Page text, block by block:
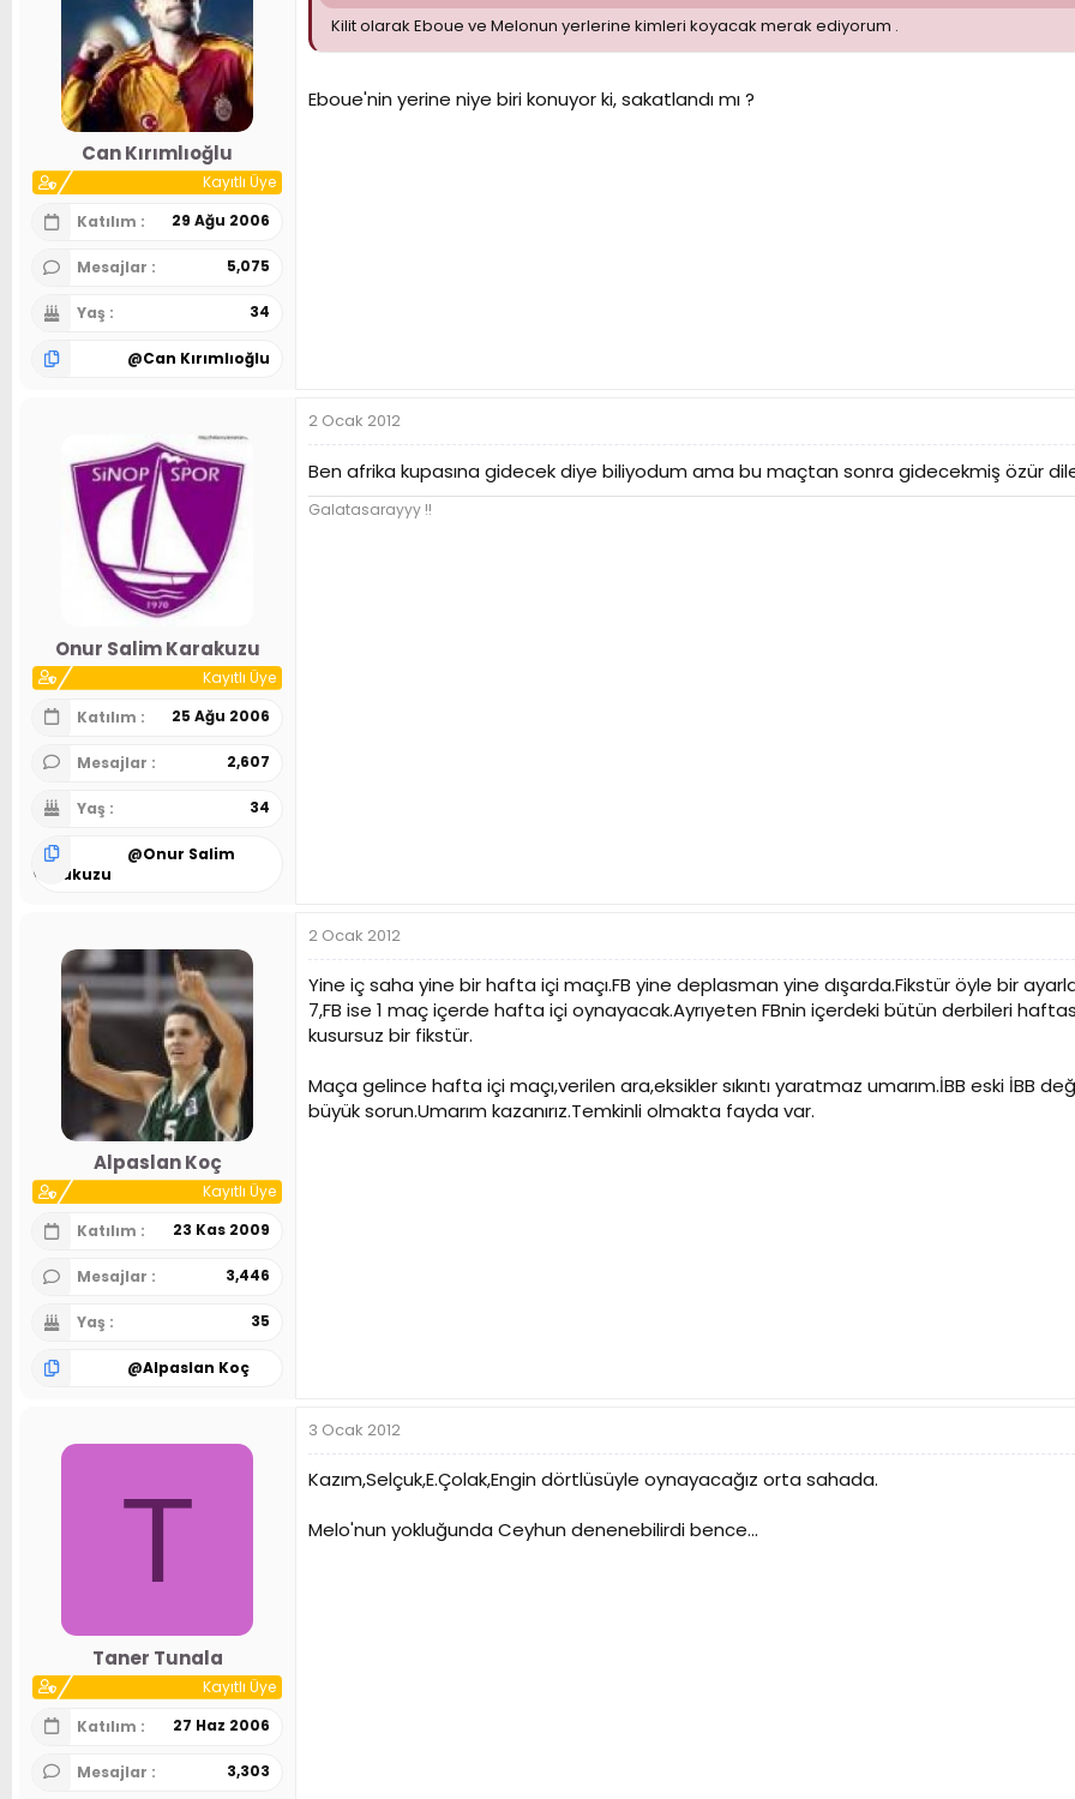
Can Kırımlıoğlu
Kayıtlı Üye
Katılım
29 Ağu 2006
Mesajlar 5,075
Yaş 34
@Can Kırımlıoğlu
Kilit olarak Eboue ve Melonun yerlerine kimleri koyacak merak ediyorum .
Eboue'nin yerine niye biri konuyor ki, sakatlandı mı ?
Onur Salim Karakuzu
Kayıtlı Üye
Katılım
25 Ağu 2006
Mesajlar 2,607
Yaş 34
@Onur Salim
Karakuzu
2 Ocak 2012
Ben afrika kupasına gidecek diye biliyodum ama bu maçtan sonra gidecekmiş özür
Galatasarayyy !!
Alpaslan Koç
Kayıtlı Üye
Katılım
23 Kas 2009
Mesajlar 3,446
Yaş 35
@Alpaslan Koç
2 Ocak 2012
Yine iç saha yine bir hafta içi maçı.FB yine deplasman yine dışarda.Fikstür öyle bir
7,FB ise 1 maç içerde hafta içi oynayacak.Ayrıyeten FBnin içerdeki bütün derbileri
kusursuz bir fikstür.
Maça gelince hafta içi maçı,verilen ara,eksikler sıkıntı yaratmaz umarım.İBB eski İBB
büyük sorun.Umarım kazanırız.Temkinli olmakta fayda var.
T
Taner Tunala
Kayıtlı Üye
Katılım
27 Haz 2006
Mesajlar 3,303
3 Ocak 2012
Kazım,Selçuk,E.Çolak,Engin dörtlüsüyle oynayacağız orta sahada.
Melo'nun yokluğunda Ceyhun denenebilirdi bence...